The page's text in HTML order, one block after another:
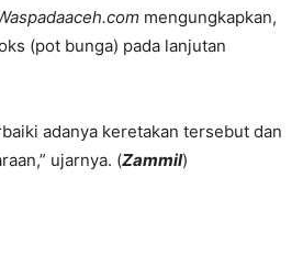
mengungkapkan,
(pot bunga) pada lanjutan
adanya keretakan tersebut dan
ujarnya. (Zammil)